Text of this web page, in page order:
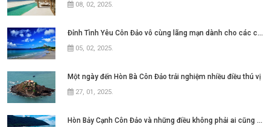
08, 02, 2025.
Đỉnh Tình Yêu Côn Đảo vô cùng lãng mạn dành cho các cặp đôi
05, 02, 2025.
Một ngày đến Hòn Bà Côn Đảo trải nghiệm nhiều điều thú vị
27, 01, 2025.
Hòn Bảy Cạnh Côn Đảo và những điều không phải ai cũng biết